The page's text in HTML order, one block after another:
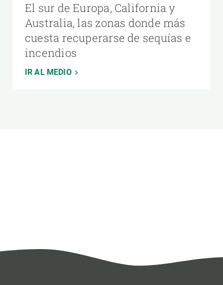
El sur de Europa, California y
Australia, las zonas donde más
cuesta recuperarse de sequías e
incendios
IR AL MEDIO